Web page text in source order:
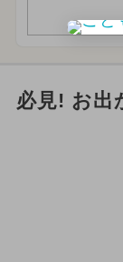
必見! お出